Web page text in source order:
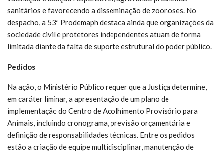
sanitários e favorecendo a disseminação de zoonoses. No
despacho, a 53ª Prodemaph destaca ainda que organizações da
sociedade civil e protetores independentes atuam de forma
limitada diante da falta de suporte estrutural do poder público.
Pedidos
Na ação, o Ministério Público requer que a Justiça determine,
em caráter liminar, a apresentação de um plano de
implementação do Centro de Acolhimento Provisório para
Animais, incluindo cronograma, previsão orçamentária e
definição de responsabilidades técnicas. Entre os pedidos
estão a criação de equipe multidisciplinar, manutenção de